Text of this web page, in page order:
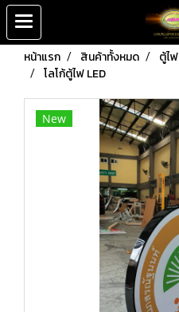
หน้าแรก สินค้าทั้งหมด ตู้ไฟ
โลโก้ตู้ไฟ LED
New